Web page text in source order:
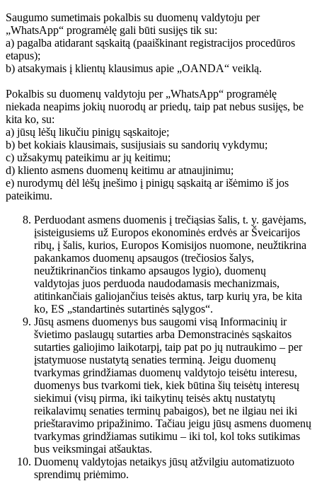
Saugumo sumetimais pokalbis su duomenų valdytoju per
„WhatsApp“ programėlę gali būti susijęs tik su:
a) pagalba atidarant sąskaitą (paaiškinant registracijos procedūros
etapus);
b) atsakymais į klientų klausimus apie „OANDA“ veiklą.
Pokalbis su duomenų valdytoju per „WhatsApp“ programėlę
niekada neapims jokių nuorodų ar priedų, taip pat nebus susijęs, be
kita ko, su:
a) jūsų lėšų likučiu pinigų sąskaitoje;
b) bet kokiais klausimais, susijusiais su sandorių vykdymu;
c) užsakymų pateikimu ar jų keitimu;
d) kliento asmens duomenų keitimu ar atnaujinimu;
e) nurodymų dėl lėšų įnešimo į pinigų sąskaitą ar išėmimo iš jos
pateikimu.
Perduodant asmens duomenis į trečiąsias šalis, t. y. gavėjams,
įsisteigusiems už Europos ekonominės erdvės ar Šveicarijos
ribų, į šalis, kurios, Europos Komisijos nuomone, neužtikrina
pakankamos duomenų apsaugos (trečiosios šalys,
neužtikrinančios tinkamo apsaugos lygio), duomenų
valdytojas juos perduoda naudodamasis mechanizmais,
atitinkančiais galiojančius teisės aktus, tarp kurių yra, be kita
ko, ES „standartinės sutartinės sąlygos“.
Jūsų asmens duomenys bus saugomi visą Informacinių ir
švietimo paslaugų sutarties arba Demonstracinės sąskaitos
sutarties galiojimo laikotarpį, taip pat po jų nutraukimo – per
įstatymuose nustatytą senaties terminą. Jeigu duomenų
tvarkymas grindžiamas duomenų valdytojo teisėtu interesu,
duomenys bus tvarkomi tiek, kiek būtina šių teisėtų interesų
siekimui (visų pirma, iki taikytinų teisės aktų nustatytų
reikalavimų senaties terminų pabaigos), bet ne ilgiau nei iki
prieštaravimo pripažinimo. Tačiau jeigu jūsų asmens duomenų
tvarkymas grindžiamas sutikimu – iki tol, kol toks sutikimas
bus veiksmingai atšauktas.
Duomenų valdytojas netaikys jūsų atžvilgiu automatizuoto
sprendimų priėmimo.